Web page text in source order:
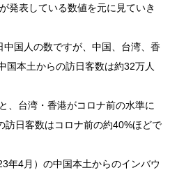
が発表している数値を元に見ていき
中国人の数ですが、中国、台湾、香
国本土からの訪日客数は約32万人
、台湾・香港がコロナ前の水準に
訪日客数はコロナ前の約40%ほどで
年4月）の中国本土からのインバウ